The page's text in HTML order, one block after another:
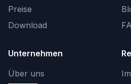
Preise
Download
Unternehmen
Über uns